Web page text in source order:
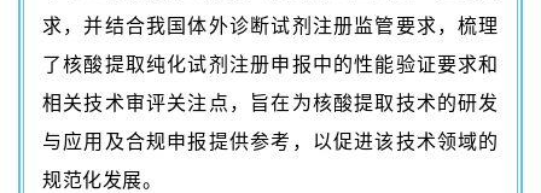
求，并结合我国体外诊断试剂注册监管要求，梳理
了核酸提取纯化试剂注册申报中的性能验证要求和
相关技术审评关注点，旨在为核酸提取技术的研发
与应用及合规申报提供参考，以促进该技术领域的
规范化发展。